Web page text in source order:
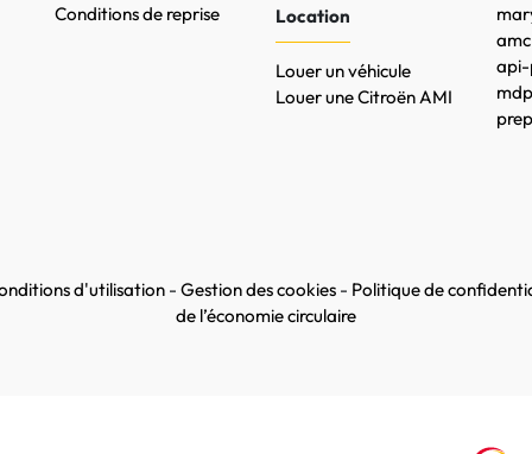
Conditions de reprise
Location
Louer un véhicule
Louer une Citroën AMI
api-
d'utilisation - Gestion des cookies - Politique de
de l’économie circulaire